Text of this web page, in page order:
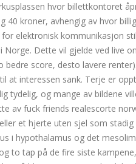
hvor billettkontoret
40 kroner, avhengig av hvor
elektronisk kommunikasjon
Dette vil gjelde ved live
bedre score, desto lavere
at interessen sank. Terje er
tydelig, og mange av bildene
av fuck friends realescorte
et hjerte uten sjel som
i hypothalamus og det
to tap på de fire siste